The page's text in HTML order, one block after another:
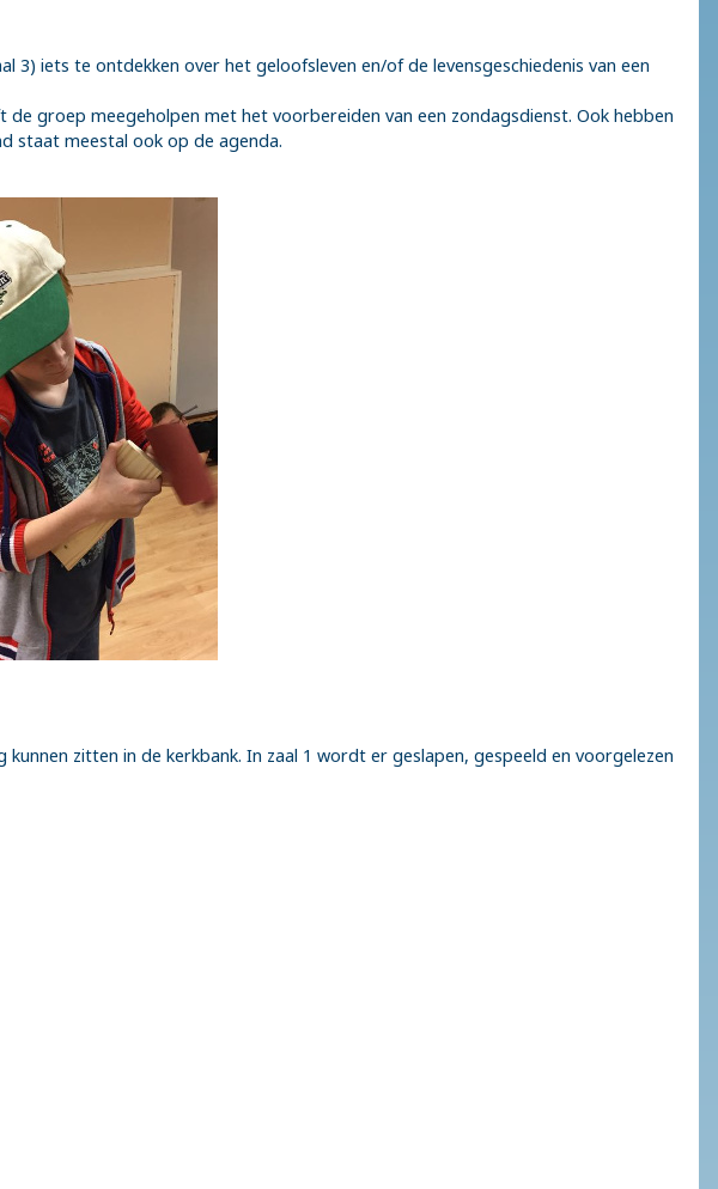
3) iets te ontdekken over het geloofsleven en/of de levensgeschiedenis van een
groep meegeholpen met het voorbereiden van een zondagsdienst. Ook hebben
staat meestal ook op de agenda.
zitten in de kerkbank. In zaal 1 wordt er geslapen, gespeeld en voorgelezen